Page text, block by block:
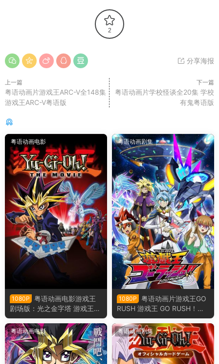
2
分享海报
上一篇
粤语动画片游戏王ARC-V全148集
游戏王ARC-V粤语版
下一篇
粤语动画片学校怪谈全20集 学校
有鬼粤语版
粤语动画电影
1080P
粤语动画电影游戏王
剧场版：光之金字塔 游戏王怪
兽之决斗：光之金字塔粤语版
粤语动画剧集
1080P
粤语动画片游戏王GO
RUSH 游戏王 GO RUSH！！
粤语版
粤语动画电影 粤语动画剧集